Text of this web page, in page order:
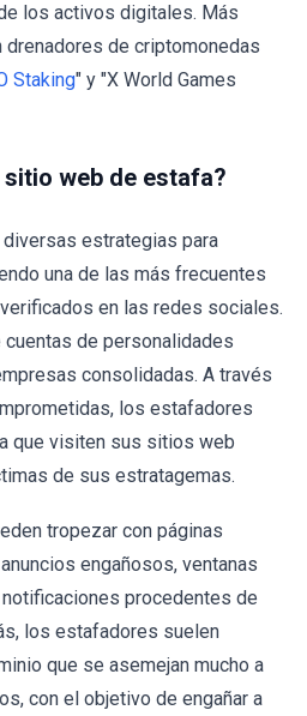
los activos digitales. Más
de criptomonedas
Staking" y "X World Games
web de estafa?
estrategias para
una de las más frecuentes
en las redes sociales.
de personalidades
consolidadas. A través
los estafadores
que visiten sus sitios web
de sus estratagemas.
tropezar con páginas
engañosos, ventanas
procedentes de
los estafadores suelen
que se asemejan mucho a
con el objetivo de engañar a